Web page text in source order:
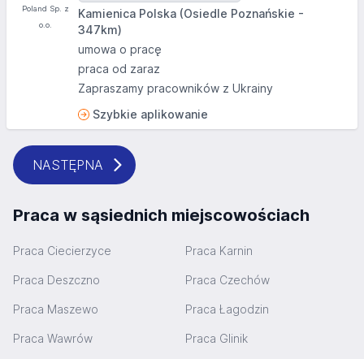
Kamienica Polska (Osiedle Poznańskie -
347km)
umowa o pracę
praca od zaraz
Zapraszamy pracowników z Ukrainy
Szybkie aplikowanie
NASTĘPNA
Praca w sąsiednich miejscowościach
Praca Ciecierzyce Praca Karnin
Praca Deszczno Praca Czechów
Praca Maszewo Praca Łagodzin
Praca Wawrów Praca Glinik